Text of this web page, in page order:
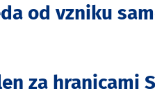
od vzniku
za hranicami